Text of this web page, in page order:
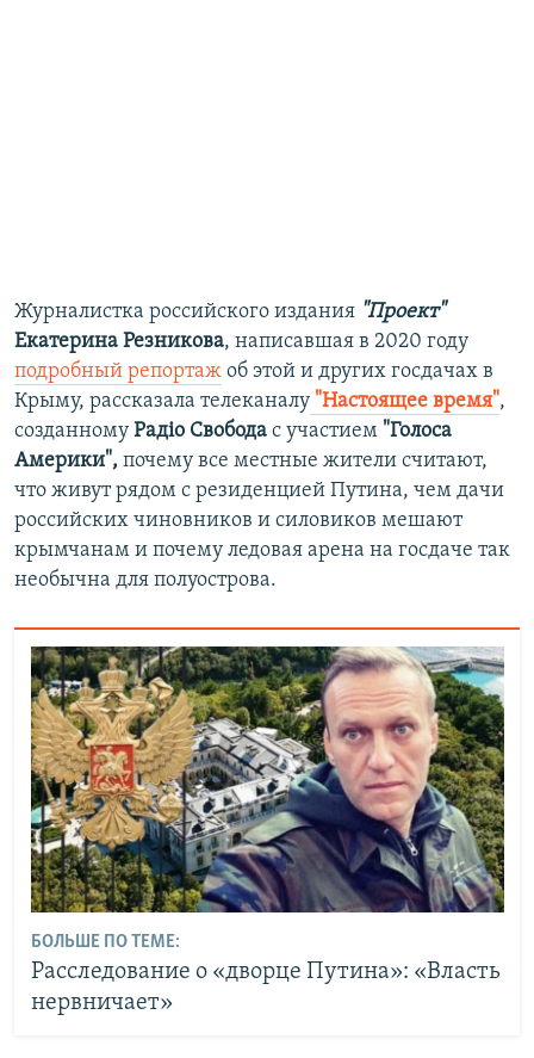
Журналистка российского издания "Проект"
Екатерина Резникова, написавшая в 2020 году
подробный репортаж об этой и других госдачах в
Крыму, рассказала телеканалу "Настоящее время",
созданному Радіо Свобода с участием "Голоса
Америки", почему все местные жители считают,
что живут рядом с резиденцией Путина, чем дачи
российских чиновников и силовиков мешают
крымчанам и почему ледовая арена на госдаче так
необычна для полуострова.
БОЛЬШЕ ПО ТЕМЕ:
Расследование о «дворце Путина»: «Власть
нервничает»